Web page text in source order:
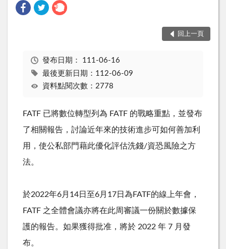
回上一頁
發布日期： 111-06-16
最後更新日期：112-06-09
資料點閱次數：2778
FATF 已將數位轉型列為 FATF 的戰略重點，並發布
了相關報告，討論近年來的技術進步可如何善加利
用，使公私部門藉此優化評估洗錢/資恐風險之方
法。
於2022年6月14日至6月17日為FATF的線上年會，
FATF 之全體會議亦將在此周審議一份關於數據保
護的報告。如果獲得批准，將於 2022 年 7 月發
布。